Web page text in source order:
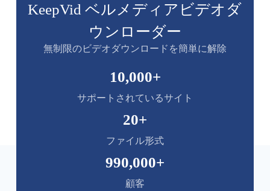
KeepVid ベルメディアビデオダ
ウンローダー
無制限のビデオダウンロードを簡単に解除
サポートされているサイト
10,000+
ファイル形式
20+
顧客
990,000+